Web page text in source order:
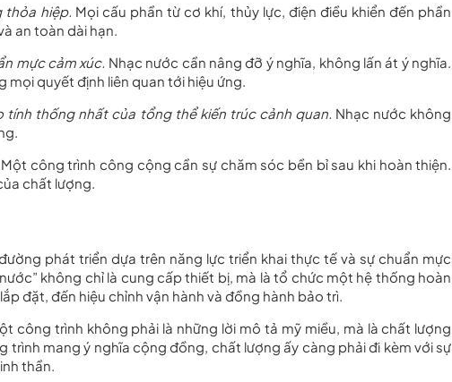
thỏa hiệp. Mọi cấu phần từ cơ khí, thủy lực, điện điều khiển đến phần
an toàn dài hạn.
mực cảm xúc. Nhạc nước cần nâng đỡ ý nghĩa, không lấn át ý nghĩa.
quyết định liên quan tới hiệu ứng.
thống nhất của tổng thể kiến trúc cảnh quan. Nhạc nước không
Một công trình công cộng cần sự chăm sóc bền bỉ sau khi hoàn thiện.
chất lượng.
phát triển dựa trên năng lực triển khai thực tế và sự chuẩn mực
không chỉ là cung cấp thiết bị, mà là tổ chức một hệ thống hoàn
đặt, đến hiệu chỉnh vận hành và đồng hành bảo trì.
công trình không phải là những lời mô tả mỹ miều, mà là chất lượng
trình mang ý nghĩa cộng đồng, chất lượng ấy càng phải đi kèm với sự
thần.